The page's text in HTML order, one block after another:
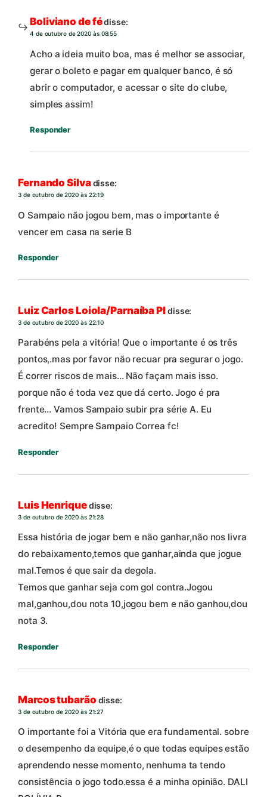
Boliviano de fédisse:
4 de outubro de 2020 às 08:55
Acho a ideia muito boa, mas é melhor se associar,
gerar o boleto e pagar em qualquer banco, é só
abrir o computador, e acessar o site do clube,
simples assim!
Responder
Fernando Silvadisse:
3 de outubro de 2020 às 22:19
O Sampaio não jogou bem, mas o importante é
vencer em casa na serie B
Responder
Luiz Carlos Loiola/Parnaíba PIdisse:
3 de outubro de 2020 às 22:10
Parabéns pela a vitória! Que o importante é os três
pontos,.mas por favor não recuar pra segurar o jogo.
É correr riscos de mais… Não façam mais isso.
porque não é toda vez que dá certo. Jogo é pra
frente… Vamos Sampaio subir pra série A. Eu
acredito! Sempre Sampaio Correa fc!
Responder
Luis Henriquedisse:
3 de outubro de 2020 às 21:28
Essa história de jogar bem e não ganhar,não nos livra
do rebaixamento,temos que ganhar,ainda que jogue
mal.Temos é que sair da degola.
Temos que ganhar seja com gol contra.Jogou
mal,ganhou,dou nota 10,jogou bem e não ganhou,dou
nota 3.
Responder
Marcos tubarão disse:
3 de outubro de 2020 às 21:27
O importante foi a Vitória que era fundamental. sobre
o desempenho da equipe,é o que todas equipes estão
aprendendo nesse momento, nenhuma ta tendo
consistência o jogo todo.essa é a minha opinião. DALI